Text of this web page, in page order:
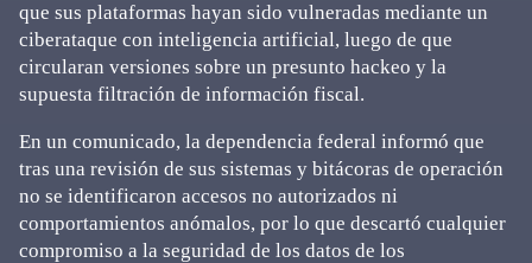
que sus plataformas hayan sido vulneradas mediante un
ciberataque con inteligencia artificial, luego de que
circularan versiones sobre un presunto hackeo y la
supuesta filtración de información fiscal.
En un comunicado, la dependencia federal informó que
tras una revisión de sus sistemas y bitácoras de operación
no se identificaron accesos no autorizados ni
comportamientos anómalos, por lo que descartó cualquier
compromiso a la seguridad de los datos de los